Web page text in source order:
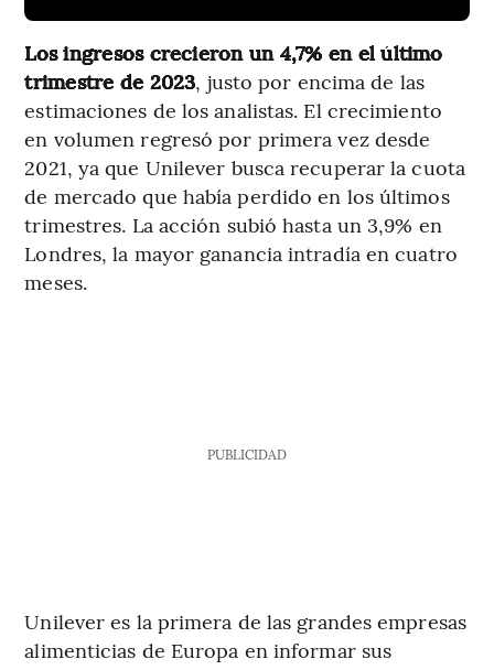
Los ingresos crecieron un 4,7% en el último
trimestre de 2023, justo por encima de las
estimaciones de los analistas. El crecimiento
en volumen regresó por primera vez desde
2021, ya que Unilever busca recuperar la cuota
de mercado que había perdido en los últimos
trimestres. La acción subió hasta un 3,9% en
Londres, la mayor ganancia intradía en cuatro
meses.
PUBLICIDAD
Unilever es la primera de las grandes empresas
alimenticias de Europa en informar sus